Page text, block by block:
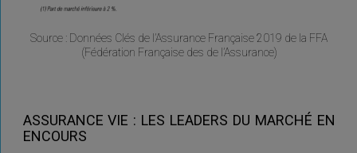
Source : Données Clés de l’Assurance Française 2019 de la FFA
(Fédération Française des de l’Assurance)
ASSURANCE VIE : LES LEADERS DU MARCHÉ EN
ENCOURS